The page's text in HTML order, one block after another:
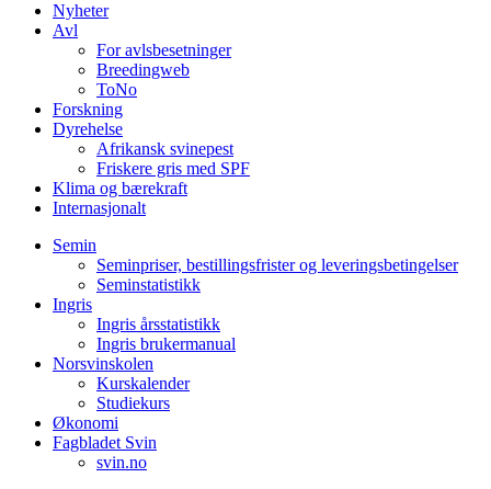
Nyheter
Avl
For avlsbesetninger
Breedingweb
ToNo
Forskning
Dyrehelse
Afrikansk svinepest
Friskere gris med SPF
Klima og bærekraft
Internasjonalt
Semin
Seminpriser, bestillingsfrister og leveringsbetingelser
Seminstatistikk
Ingris
Ingris årsstatistikk
Ingris brukermanual
Norsvinskolen
Kurskalender
Studiekurs
Økonomi
Fagbladet Svin
svin.no